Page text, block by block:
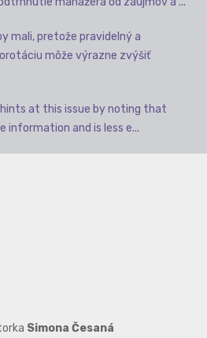
mali, pretože pravidelný a
môže výrazne zvýšiť
at this issue by noting that
information and is less e...
Simona Česaná